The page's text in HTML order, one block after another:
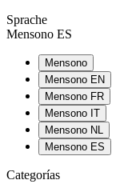
Sprache
Mensono ES
Mensono
Mensono EN
Mensono FR
Mensono IT
Mensono NL
Mensono ES
Categorías